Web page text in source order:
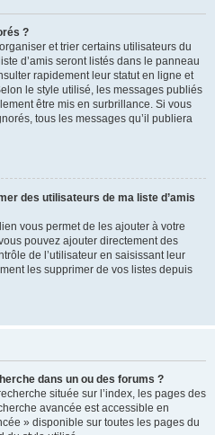
?
et trier certains utilisateurs du
d’amis seront listés dans le panneau
rapidement leur statut en ligne et
le style utilisé, les messages publiés
être mis en surbrillance. Si vous
tous les messages qu’il publiera
des utilisateurs de ma liste d’amis
vous permet de les ajouter à votre
pouvez ajouter directement des
de l’utilisateur en saisissant leur
les supprimer de vos listes depuis
dans un ou des forums ?
située sur l’index, les pages des
avancée est accessible en
» disponible sur toutes les pages du